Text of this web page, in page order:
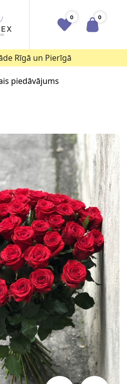
0 0
Rīgā un Pierīgā
piedāvājums